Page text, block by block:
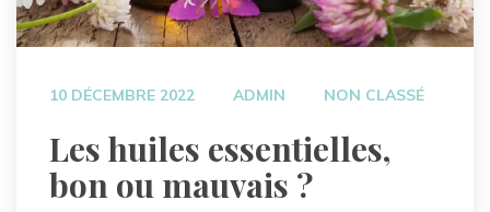
10 DÉCEMBRE 2022 ADMIN NON CLASSÉ
Les huiles essentielles,
bon ou mauvais ?